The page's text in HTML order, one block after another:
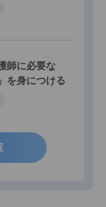
師に必要な
を身につける